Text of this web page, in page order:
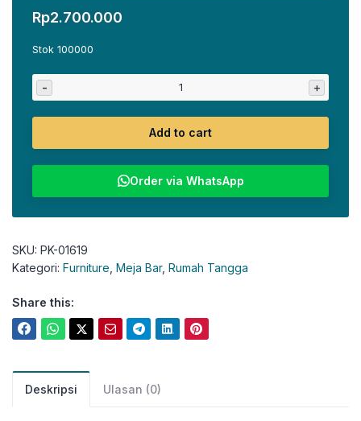
Rp2.700.000
Stok 100000
- +
Add to cart
Order via WhatsApp
SKU: PK-01619
Kategori: Furniture Meja Bar, Rumah Tangga
Share this:
Deskripsi Ulasan (0)